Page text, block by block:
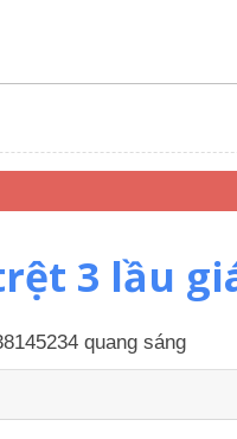
3 lầu
quang sáng